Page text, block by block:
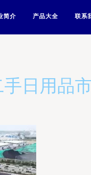
简介 产品大全 联系
日用品